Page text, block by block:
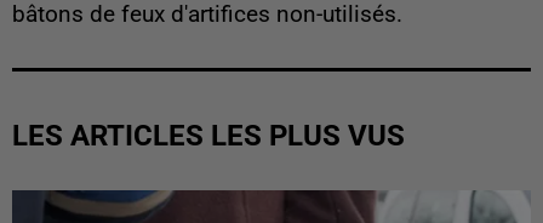
bâtons de feux d'artifices non-utilisés.
LES ARTICLES LES PLUS VUS